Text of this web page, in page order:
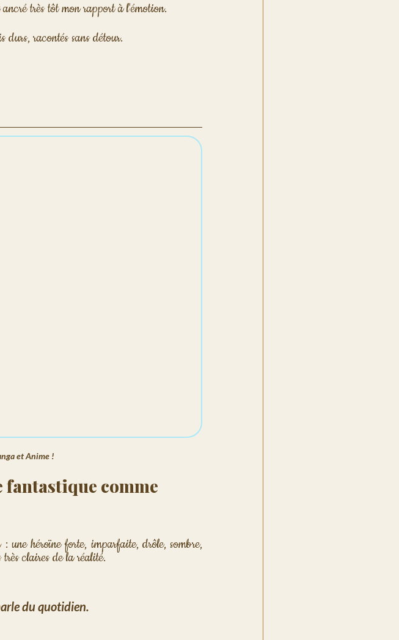
très tôt mon rapport à l'émotion.
durs, racontés sans détour.
et Anime !
fantastique comme
héroïne forte, imparfaite, drôle, sombre,
très claires de la réalité.
du quotidien.